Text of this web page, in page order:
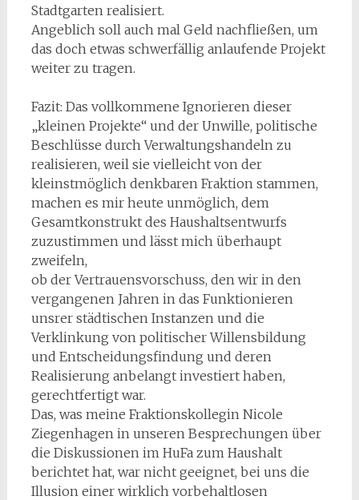
Stadtgarten realisiert.
Angeblich soll auch mal Geld nachfließen, um
das doch etwas schwerfällig anlaufende Projekt
weiter zu tragen.
Fazit: Das vollkommene Ignorieren dieser
„kleinen Projekte“ und der Unwille, politische
Beschlüsse durch Verwaltungshandeln zu
realisieren, weil sie vielleicht von der
kleinstmöglich denkbaren Fraktion stammen,
machen es mir heute unmöglich, dem
Gesamtkonstrukt des Haushaltsentwurfs
zuzustimmen und lässt mich überhaupt
zweifeln,
ob der Vertrauensvorschuss, den wir in den
vergangenen Jahren in das Funktionieren
unsrer städtischen Instanzen und die
Verklinkung von politischer Willensbildung
und Entscheidungsfindung und deren
Realisierung anbelangt investiert haben,
gerechtfertigt war.
Das, was meine Fraktionskollegin Nicole
Ziegenhagen in unseren Besprechungen über
die Diskussionen im HuFa zum Haushalt
berichtet hat, war nicht geeignet, bei uns die
Illusion einer wirklich vorbehaltlosen